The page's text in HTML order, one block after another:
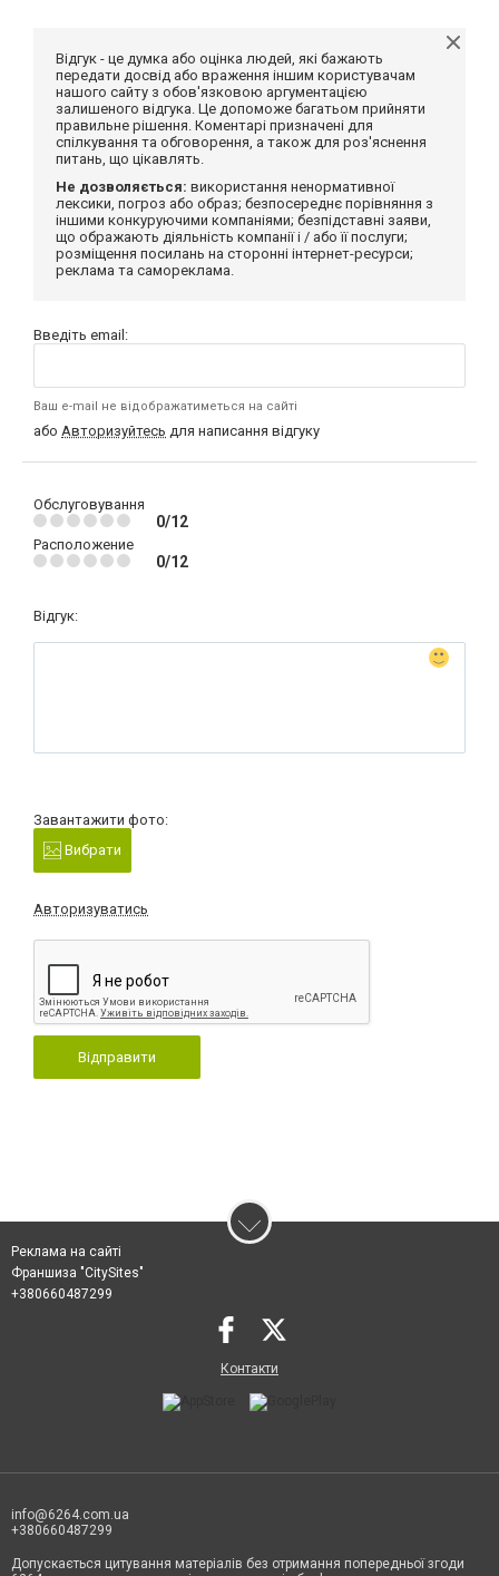
Відгук - це думка або оцінка людей, які бажають
передати досвід або враження іншим користувачам
нашого сайту з обов'язковою аргументацією
залишеного відгука. Це допоможе багатьом прийняти
правильне рішення. Коментарі призначені для
спілкування та обговорення, а також для роз'яснення
питань, що цікавлять.
Не дозволяється: використання ненормативної
лексики, погроз або образ; безпосереднє порівняння з
іншими конкуруючими компаніями; безпідставні заяви,
що ображають діяльність компанії і / або її послуги;
розміщення посилань на сторонні інтернет-ресурси;
реклама та самореклама.
Введіть email:
Ваш e-mail не відображатиметься на сайті
або Авторизуйтесь для написання відгуку
Обслуговування
0/12
Расположение
0/12
Відгук:
Завантажити фото:
Вибрати
Авторизуватись
Відправити
Реклама на сайті
Франшиза "CitySites"
+380660487299
Контакти
info@6264.com.ua
+380660487299
Допускається цитування матеріалів без отримання попередньої згоди